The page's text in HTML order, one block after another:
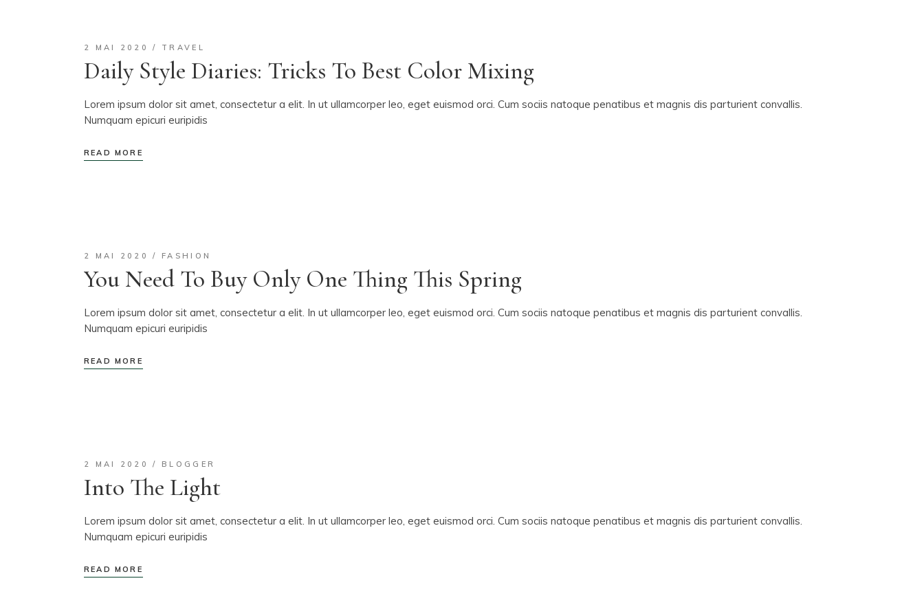
2 MAI 2020 TRAVEL
Daily Style Diaries: Tricks To Best Color Mixing
Lorem ipsum dolor sit amet, consectetur a elit. In ut ullamcorper leo, eget euismod orci. Cum sociis natoque penatibus et magnis dis parturient convallis.
Numquam epicuri euripidis
READ MORE
2 MAI 2020 FASHION
You Need To Buy Only One Thing This Spring
Lorem ipsum dolor sit amet, consectetur a elit. In ut ullamcorper leo, eget euismod orci. Cum sociis natoque penatibus et magnis dis parturient convallis.
Numquam epicuri euripidis
READ MORE
2 MAI 2020 BLOGGER
Into The Light
Lorem ipsum dolor sit amet, consectetur a elit. In ut ullamcorper leo, eget euismod orci. Cum sociis natoque penatibus et magnis dis parturient convallis.
Numquam epicuri euripidis
READ MORE